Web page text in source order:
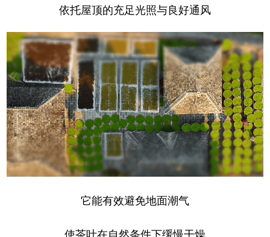
依托屋顶的充足光照与良好通风
它能有效避免地面潮气
使茶叶在自然条件下缓慢干燥